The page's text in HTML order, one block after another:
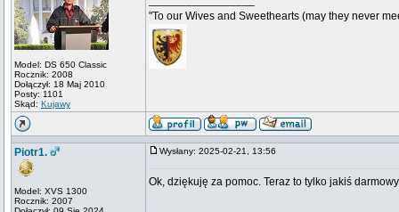
Model: DS 650 Classic
Rocznik: 2008
Dołączył: 18 Maj 2010
Posty: 1101
Skąd: Kujawy
"To our Wives and Sweethearts (may they never
Piotr1.
Model: XVS 1300
Rocznik: 2007
Wysłany: 2025-02-21, 13:56
Ok, dziękuję za pomoc. Teraz to tylko jakiś